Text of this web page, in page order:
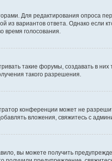
Для редактирования опроса
из вариантов ответа. Однако если
время голосования.
такие форумы, создавать в
такого разрешения.
конференции может не
вложения, свяжитесь с
вы можете получить